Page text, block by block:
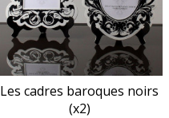
Les cadres baroques noirs
(x2)